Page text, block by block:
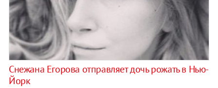
Снежана Егорова отправляет дочь рожать в Нью-
Йорк